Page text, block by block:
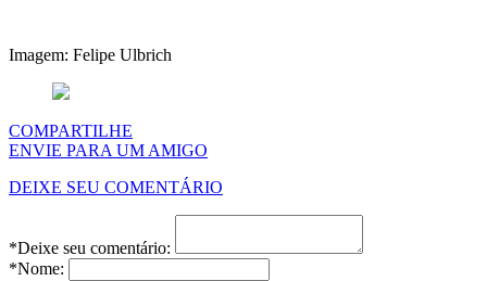
Imagem: Felipe Ulbrich
COMPARTILHE
ENVIE PARA UM AMIGO
DEIXE SEU COMENTÁRIO
*Deixe seu comentário:
*Nome: